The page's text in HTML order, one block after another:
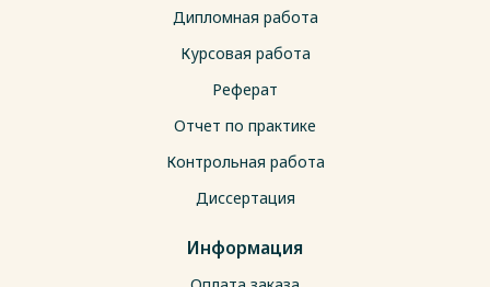
Дипломная работа
Курсовая работа
Реферат
Отчет по практике
Контрольная работа
Диссертация
Информация